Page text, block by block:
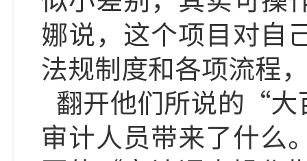
娜说，这个项目对自
法规制度和各项流程
翻开他们所说的 “
审计人员带来了什么